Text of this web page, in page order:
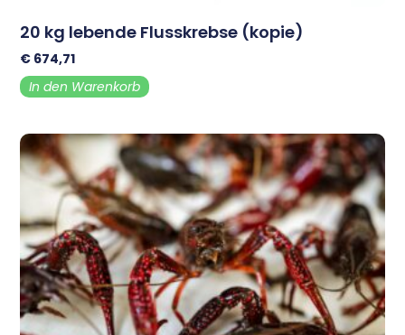
20 kg lebende Flusskrebse (kopie)
€ 674,71
In den Warenkorb